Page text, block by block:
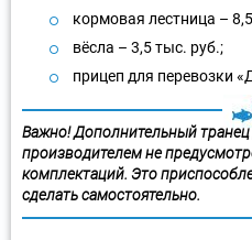
кормовая лестница –
вёсла – 3,5 тыс. руб.;
прицеп для перевозки
Важно! Дополнительный
производителем не
комплектаций. Это
сделать самостоятельно.